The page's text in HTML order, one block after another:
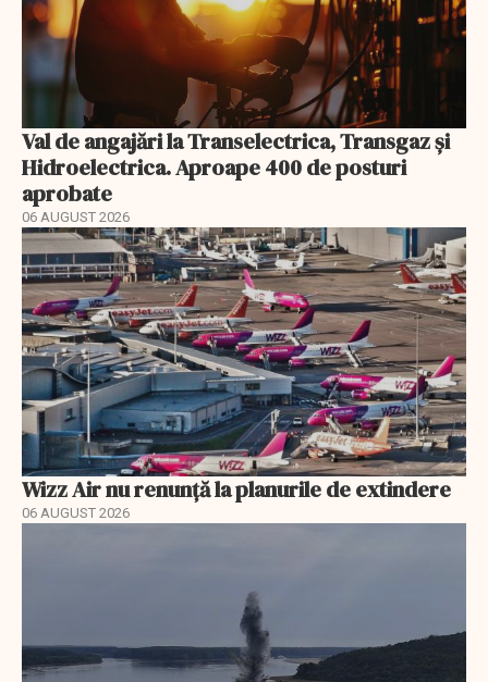
Val de angajări la Transelectrica, Transgaz și
Hidroelectrica. Aproape 400 de posturi
aprobate
06 AUGUST 2026
Wizz Air nu renunță la planurile de extindere
06 AUGUST 2026